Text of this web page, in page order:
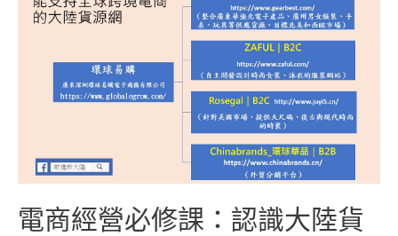
電商經營必修課：認識大陸貨